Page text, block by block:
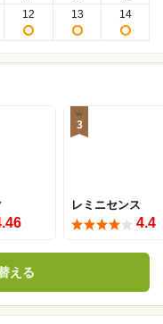
12 13 14
3
レミニセンス
4.4
える